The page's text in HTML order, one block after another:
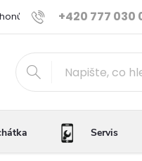
+420 777 030
Ověřené iPhony
Servis